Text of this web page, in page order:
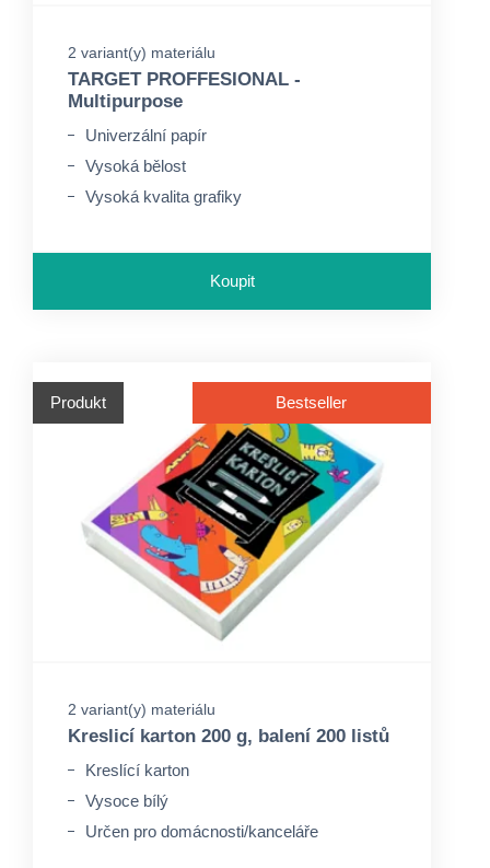
2 variant(y) materiálu
TARGET PROFFESIONAL -
Multipurpose
Univerzální papír
Vysoká bělost
Vysoká kvalita grafiky
Koupit
Produkt Bestseller
2 variant(y) materiálu
Kreslicí karton 200 g, balení 200 listů
Kreslící karton
Vysoce bílý
Určen pro domácnosti/kanceláře